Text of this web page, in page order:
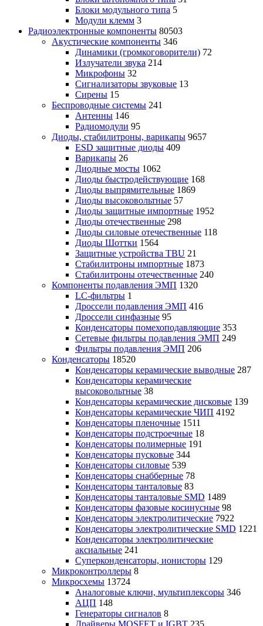
Блоки модульного типа 5
Модули клемм 3
Радиоэлектронные компоненты 80503
Акустические компоненты 346
Динамики (громкоговорители) 72
Излучатели звука 214
Микрофоны 32
Сигнализаторы звуковые 13
Сирены 15
Беспроводные системы 241
Антенны 146
Радиомодули 95
Диоды, стабилитроны, варикапы 9657
ESD защитные диоды 409
Варикапы 26
Диодные мосты 1062
Диоды быстродействующие 168
Диоды выпрямительные 1869
Диоды высоковольтные 57
Диоды защитные импортные 1952
Диоды отечественные 298
Диоды силовые отечественные 118
Диоды Шоттки 1564
Защитные устройства TBU 21
Стабилитроны импортные 1873
Стабилитроны отечественные 240
Компоненты подавления ЭМП 1320
LC-фильтры 1
Дроссели подавления ЭМП 416
Дроссели синфазные 95
Конденсаторы помехоподавляющие 353
Сетевые фильтры подавления ЭМП 249
Фильтры подавления ЭМП 206
Конденсаторы 18520
Конденсаторы керамические выводные 287
Конденсаторы керамические
высоковольтные 38
Конденсаторы керамические дисковые 139
Конденсаторы керамические ЧИП 4192
Конденсаторы пленочные 1511
Конденсаторы подстроечные 18
Конденсаторы полимерные 191
Конденсаторы пусковые 344
Конденсаторы силовые 539
Конденсаторы снабберные 78
Конденсаторы танталовые 83
Конденсаторы танталовые SMD 1489
Конденсаторы фазовые косинусные 98
Конденсаторы электролитические 7922
Конденсаторы электролитические SMD 1221
Конденсаторы электролитические
аксиальные 241
Суперконденсаторы, ионисторы 129
Микроконтроллеры 8
Микросхемы 13724
Аналоговые ключи, мультиплексоры 346
АЦП 148
Генераторы сигналов 8
Драйверы MOSFET и IGBT 235